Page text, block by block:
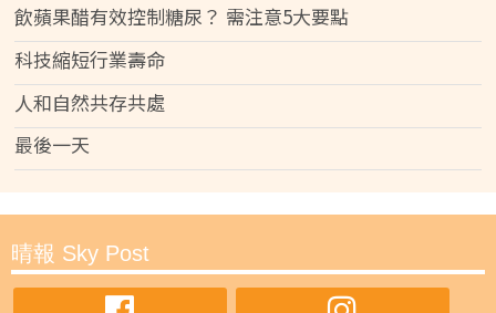
飲蘋果醋有效控制糖尿？ 需注意5大要點
科技縮短行業壽命
人和自然共存共處
最後一天
晴報 Sky Post